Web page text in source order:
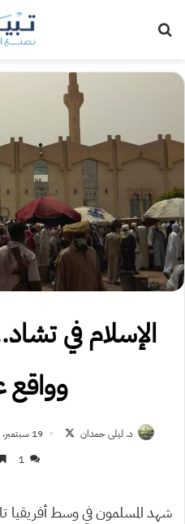
الإسلام في
د. ليلى حمدان
تابع
19 سبتمبر، 2021
1
شهد المسلمون في وسط أفريقيا